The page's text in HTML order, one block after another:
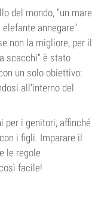
del mondo, "un mare
annegare".
non la migliore, per il
scacchi" è stato
un solo obiettivo:
all'interno del
per i genitori, affinché
i figli. Imparare il
le regole
facile!